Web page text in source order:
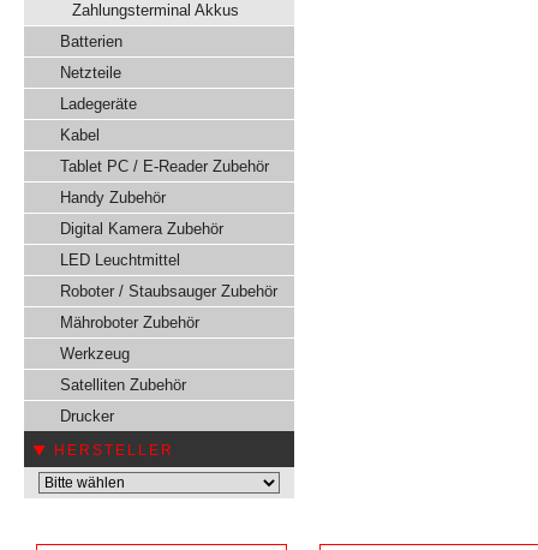
Zahlungsterminal Akkus
Batterien
Netzteile
Ladegeräte
Kabel
Tablet PC / E-Reader Zubehör
Handy Zubehör
Digital Kamera Zubehör
LED Leuchtmittel
Roboter / Staubsauger Zubehör
Mähroboter Zubehör
Werkzeug
Satelliten Zubehör
Drucker
HERSTELLER